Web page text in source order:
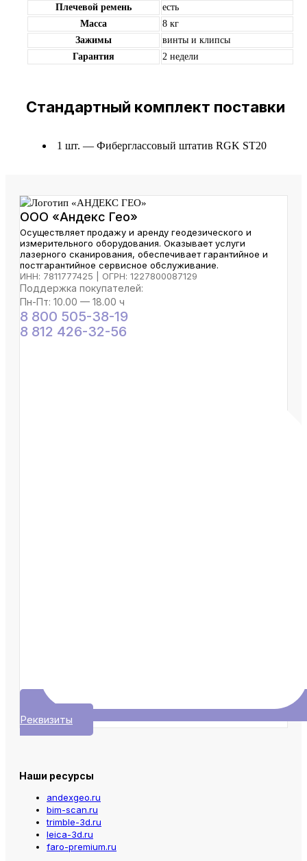
Плечевой ремень
есть
Масса
8 кг
Зажимы
винты и клипсы
Гарантия
2 недели
Стандартный комплект поставки
1 шт. — Фиберглассовый штатив RGK ST20
ООО «Андекс Гео»
Осуществляет продажу и аренду геодезического и
измерительного оборудования. Оказывает услуги
лазерного сканирования, обеспечивает гарантийное и
постгарантийное сервисное обслуживание.
ИНН: 7811777425 | ОГРН: 1227800087129
Поддержка покупателей:
Пн-Пт: 10.00 — 18.00 ч
8 800 505-38-19
8 812 426-32-56
Реквизиты
Наши ресурсы
andexgeo.ru
bim-scan.ru
trimble-3d.ru
leica-3d.ru
faro-premium.ru